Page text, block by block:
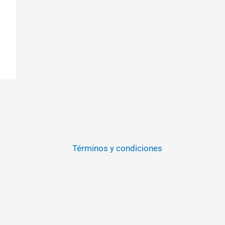
Términos y condiciones